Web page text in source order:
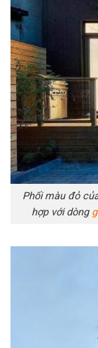
Phối màu đỏ
hợp với dòng